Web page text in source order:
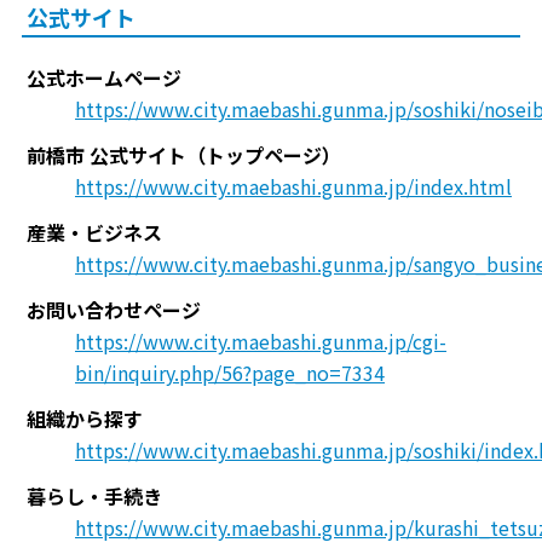
公式サイト
公式ホームページ
https://www.city.maebashi.gunma.jp/soshiki/
前橋市 公式サイト（トップページ）
https://www.city.maebashi.gunma.jp/index.html
産業・ビジネス
https://www.city.maebashi.gunma.jp/
お問い合わせページ
https://www.city.maebashi.gunma.jp/cgi-
bin/inquiry.php/56?page_no=7334
組織から探す
https://www.city.maebashi.gunma.jp/soshiki/
暮らし・手続き
https://www.city.maebashi.gunma.jp/